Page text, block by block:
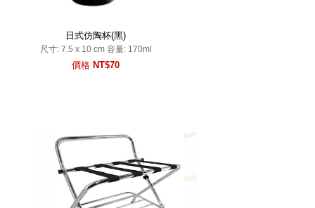
日式仿陶杯(黑)
尺寸: 7.5 x 10 cm 容量: 170ml
價格 NT$70